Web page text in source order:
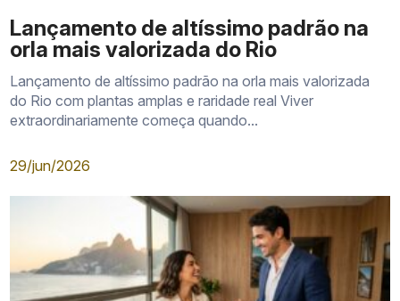
Lançamento de altíssimo padrão na
orla mais valorizada do Rio
Lançamento de altíssimo padrão na orla mais valorizada
do Rio com plantas amplas e raridade real Viver
extraordinariamente começa quando...
29/jun/2026